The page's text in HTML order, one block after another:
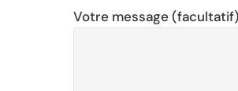
Votre message